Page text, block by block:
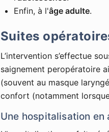
Enfin, à l'âge adulte.
Suites
L’intervention s’effectue
saignement peropératoire
(souvent au masque
confort (notamment
Une hospitalisation en